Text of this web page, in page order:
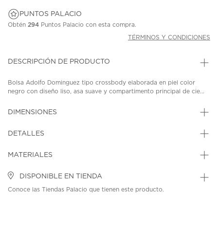
PUNTOS PALACIO
Obtén 294 Puntos Palacio con esta compra.
TÉRMINOS Y CONDICIONES
DESCRIPCIÓN DE PRODUCTO
Bolsa Adolfo Dominguez tipo crossbody elaborada en piel color
negro con diseño liso, asa suave y compartimento principal de cie...
DIMENSIONES
DETALLES
MATERIALES
DISPONIBLE EN TIENDA
Conoce las Tiendas Palacio que tienen este producto.